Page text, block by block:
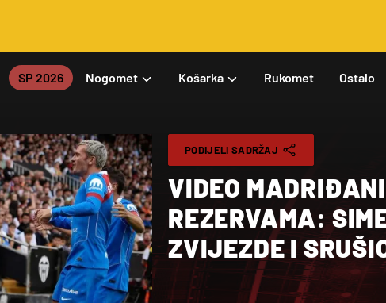
SP 2026 Nogomet Košarka Rukomet Ostalo
PODIJELI SADRŽAJ
VIDEO
REZERVAMA:
ZVIJEZDE I